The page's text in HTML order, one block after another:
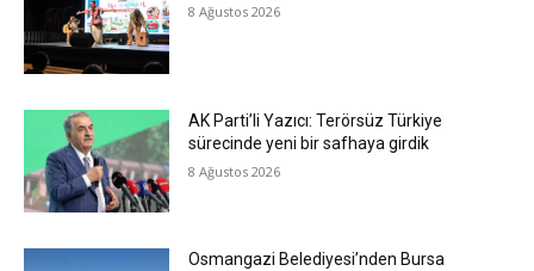
8 Ağustos 2026
AK Parti’li Yazıcı: Terörsüz Türkiye
sürecinde yeni bir safhaya girdik
8 Ağustos 2026
Osmangazi Belediyesi’nden Bursa